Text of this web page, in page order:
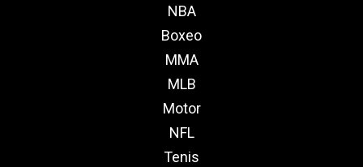
NBA
Boxeo
MMA
MLB
Motor
NFL
Tenis